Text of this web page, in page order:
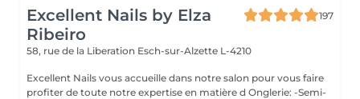
Excellent Nails by Elza
Ribeiro
197
58, rue de la Liberation Esch-sur-Alzette L-4210
Excellent Nails vous accueille dans notre salon pour vous faire
profiter de toute notre expertise en matière d Onglerie: -Semi-